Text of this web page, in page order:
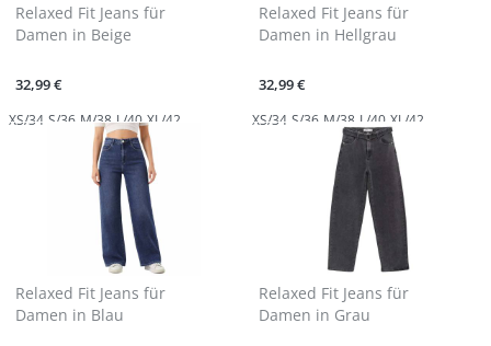
Relaxed Fit Jeans für
Damen in Beige
32,99 €
XS/34 S/36 M/38 L/40 XL/42
Relaxed Fit Jeans für
Damen in Hellgrau
32,99 €
XS/34 S/36 M/38 L/40 XL/42
Relaxed Fit Jeans für
Damen in Blau
Relaxed Fit Jeans für
Damen in Grau